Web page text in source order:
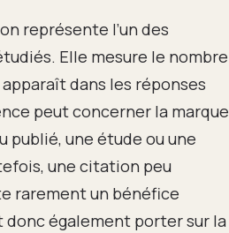
représente l’un des
Elle mesure le nombre
dans les réponses
peut concerner la marque
publié, une étude ou une
une citation peu
rarement un bénéfice
donc également porter sur la